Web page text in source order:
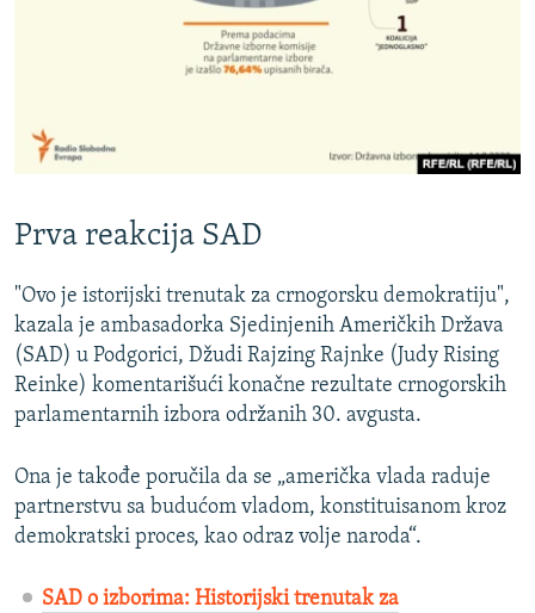
Prva reakcija SAD
"Ovo je istorijski trenutak za crnogorsku demokratiju",
kazala je ambasadorka Sjedinjenih Američkih Država
(SAD) u Podgorici, Džudi Rajzing Rajnke (Judy Rising
Reinke) komentarišući konačne rezultate crnogorskih
parlamentarnih izbora održanih 30. avgusta.
Ona je takođe poručila da se „američka vlada raduje
partnerstvu sa budućom vladom, konstituisanom kroz
demokratski proces, kao odraz volje naroda“.
SAD o izborima: Historijski trenutak za